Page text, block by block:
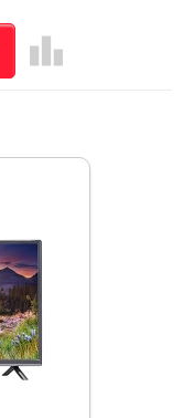
leaderboard